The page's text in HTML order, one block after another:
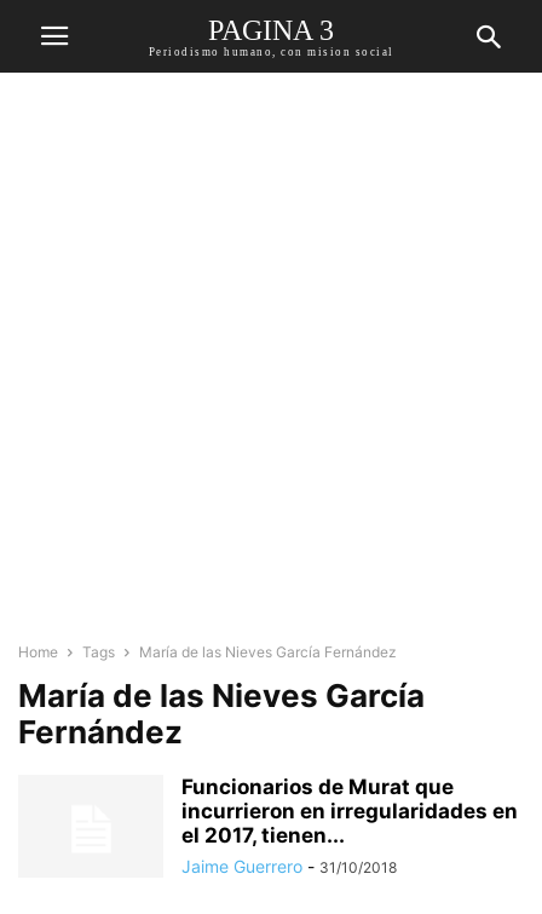
PAGINA 3
Periodismo humano, con mision social
Home Tags María de las Nieves García Fernández
María de las Nieves García
Fernández
Funcionarios de Murat que
incurrieron en irregularidades en
el 2017, tienen...
Jaime Guerrero - 31/10/2018